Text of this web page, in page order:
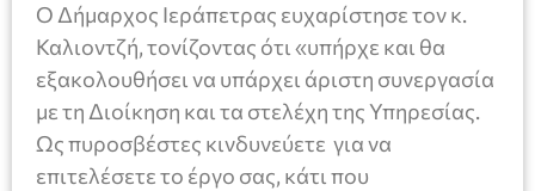
Ο Δήμαρχος Ιεράπετρας ευχαρίστησε τον κ.
Καλιοντζή, τονίζοντας ότι «υπήρχε και θα
εξακολουθήσει να υπάρχει άριστη συνεργασία
με τη Διοίκηση και τα στελέχη της Υπηρεσίας.
Ως πυροσβέστες κινδυνεύετε για να
επιτελέσετε το έργο σας, κάτι που